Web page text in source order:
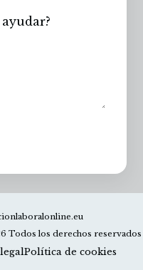
Todos los derechos reservados
Política de cookies